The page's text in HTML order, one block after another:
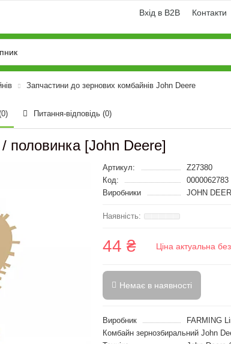
Вхід в B2B Контакти
Запчастини до зернових комбайнів John Deere
Питання-відповідь (0)
половинка [John Deere]
Артикул:
Z27380
Код:
0000062783
Виробники
JOHN
44 ₴ Ціна актуальна
Немає в наявності
Виробник
FARMING
Комбайн зернозбиральний John